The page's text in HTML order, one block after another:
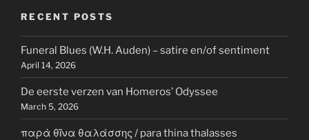
RECENT POSTS
Funeral Blues (W.H. Auden) – satire en/of sentiment
April 14, 2026
De eerste verzen van Homeros’ Odyssee
March 5, 2026
παρὰ θῖνα θαλάσσης / para thina thalasses